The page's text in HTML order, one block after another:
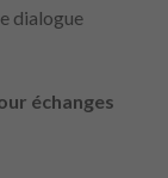
dialogue
échanges